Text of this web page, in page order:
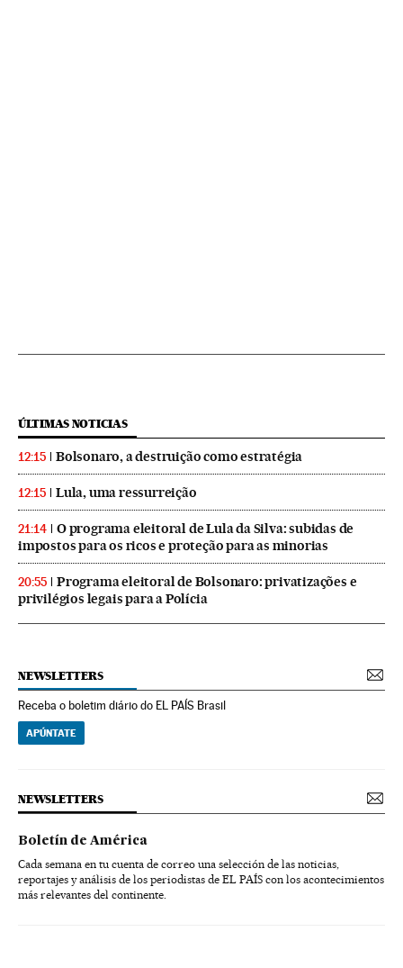
ÚLTIMAS NOTICIAS
12:15 Bolsonaro, a destruição como estratégia
12:15 Lula, uma ressurreição
21:14
O programa eleitoral de Lula da Silva: subidas de
impostos para os ricos e proteção para as minorias
20:55
Programa eleitoral de Bolsonaro: privatizações e
privilégios legais para a Polícia
NEWSLETTERS
Receba o boletim diário do EL PAÍS Brasil
APÚNTATE
NEWSLETTERS
Boletín de América
Cada semana en tu cuenta de correo una selección de las noticias,
reportajes y análisis de los periodistas de EL PAÍS con los acontecimientos
más relevantes del continente.